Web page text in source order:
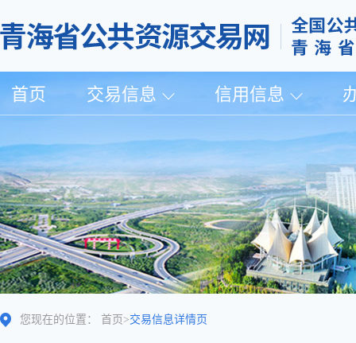
首页 交易信息 信用信息
您现在的位置： 首页 >交易信息详情页